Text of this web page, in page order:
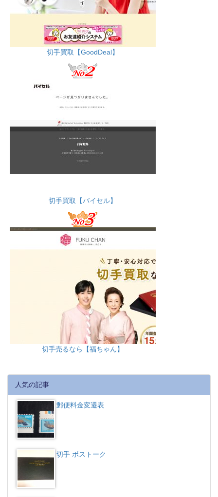
切手買取【GoodDeal】
切手買取【バイセル】
切手売るなら【福ちゃん】
人気の記事
郵便料金変遷表
切手 ボストーク